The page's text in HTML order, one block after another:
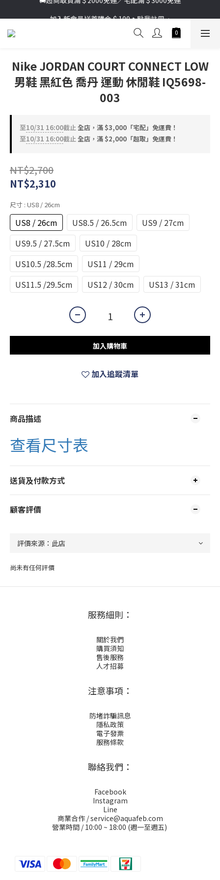
加入新會員送首購金＄100🔥點我註冊➞
Nike JORDAN COURT CONNECT LOW
男鞋 黑紅色 喬丹 運動 休閒鞋 IQ5698-
003
至10/31 16:00截止全店，滿 $3,000「宅配」免運費！
至10/31 16:00截止全店，滿 $2,000「超取」免運費！
NT$2,700
NT$2,310
尺寸 : US8 / 26cm
US8 / 26cm US8.5 / 26.5cm
US9 / 27cm
US9.5 / 27.5cm
US10 / 28cm
US10.5 /28.5cm
US11 / 29cm
US11.5 /29.5cm
US12 / 30cm US13 / 31cm
加入購物車
加入追蹤清單
商品描述
查看尺寸表
送貨及付款方式
顧客評價
尚未有任何評價
服務細則：
關於我們
購買須知
售後服務
人才招募
注意事項：
防堵詐騙訊息
隱私政策
電子發票
服務條款
聯絡我們：
Facebook
Instagram
Line
商業合作 / service@aquafeb.com
營業時間 / 10:00 ~ 18:00 (週一至週五)